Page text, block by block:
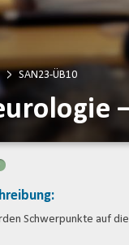
SAN23-ÜB10
Schwerpunkte auf